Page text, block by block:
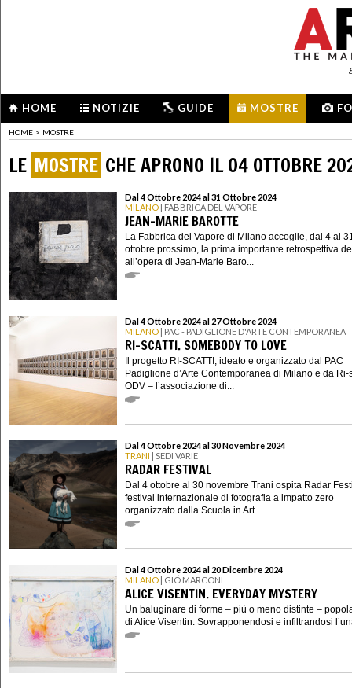
HOME NOTIZIE GUIDE MOSTRE
HOME > MOSTRE
LE MOSTRE CHE APRONO IL 04 OTTOBRE
Dal 4 Ottobre 2024 al 31 Ottobre 2024
MILANO | FABBRICA DEL VAPORE
JEAN-MARIE BAROTTE
La Fabbrica del Vapore di Milano accoglie, dal 4 al
ottobre prossimo, la prima importante retrospettiva
all’opera di Jean-Marie Baro...
Dal 4 Ottobre 2024 al 27 Ottobre 2024
MILANO | PAC - PADIGLIONE D'ARTE CONTEMPORANEA
RI-SCATTI. SOMEBODY TO LOVE
Il progetto RI-SCATTI, ideato e organizzato dal PAC
Padiglione d’Arte Contemporanea di Milano e da Ri-
ODV – l’associazione di...
Dal 4 Ottobre 2024 al 30 Novembre 2024
TRANI | SEDI VARIE
RADAR FESTIVAL
Dal 4 ottobre al 30 novembre Trani ospita Radar
festival internazionale di fotografia a impatto zero
organizzato dalla Scuola in Art...
Dal 4 Ottobre 2024 al 20 Dicembre 2024
MILANO | GIÓ MARCONI
ALICE VISENTIN. EVERYDAY MYSTERY
Un baluginare di forme – più o meno distinte –
di Alice Visentin. Sovrapponendosi e infiltrandosi